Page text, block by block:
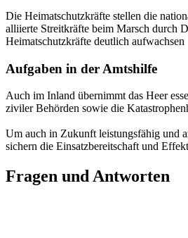
Die Heimatschutzkräfte stellen die
alliierte Streitkräfte beim Marsch durch
Heimatschutzkräfte deutlich aufwachsen
Aufgaben in der Amtshilfe
Auch im Inland übernimmt das Heer
ziviler Behörden sowie die
Um auch in Zukunft leistungsfähig und
sichern die Einsatzbereitschaft und
Fragen und Antworten